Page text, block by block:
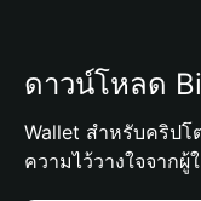
ดาวน์โหลด
Wallet สำหรับคริป
ความไว้วางใจจาก